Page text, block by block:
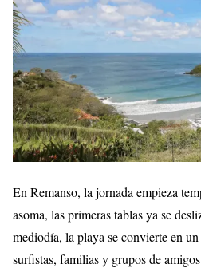
En Remanso, la jornada empieza
asoma, las primeras tablas ya se
mediodía, la playa se convierte en
surfistas, familias y grupos de